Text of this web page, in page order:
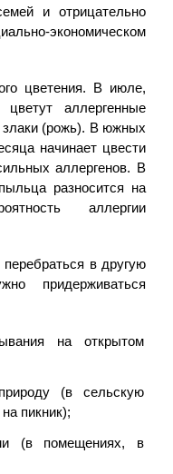
и отрицательно
экономическом
цветения. В июле,
аллергенные
(рожь). B южных
начинает цвести
аллергенов. B
разносится на
аллергии
в другую
придерживаться
на открытом
(в сельскую
пикник);
(в помещениях, в